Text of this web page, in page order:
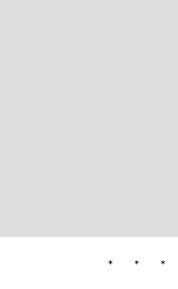
* * *